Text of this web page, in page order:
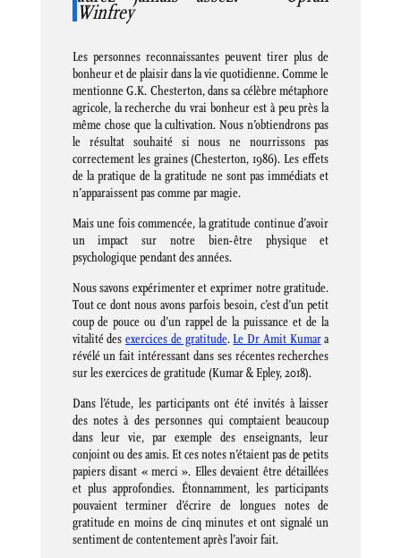
Winfrey
Les personnes reconnaissantes peuvent tirer plus de
bonheur et de plaisir dans la vie quotidienne. Comme le
mentionne G.K. Chesterton, dans sa célèbre métaphore
agricole, la recherche du vrai bonheur est à peu près la
même chose que la cultivation. Nous n’obtiendrons pas
le résultat souhaité si nous ne nourrissons pas
correctement les graines (Chesterton, 1986). Les effets
de la pratique de la gratitude ne sont pas immédiats et
n’apparaissent pas comme par magie.
Mais une fois commencée, la gratitude continue d’avoir
un impact sur notre bien-être physique et
psychologique pendant des années.
Nous savons expérimenter et exprimer notre gratitude.
Tout ce dont nous avons parfois besoin, c’est d’un petit
coup de pouce ou d’un rappel de la puissance et de la
vitalité desexercices de gratitude.Le Dr Amit Kumara
révélé un fait intéressant dans ses récentes recherches
sur les exercices de gratitude (Kumar & Epley, 2018).
Dans l’étude, les participants ont été invités à laisser
des notes à des personnes qui comptaient beaucoup
dans leur vie, par exemple des enseignants, leur
conjoint ou des amis. Et ces notes n’étaient pas de petits
papiers disant « merci ». Elles devaient être détaillées
et plus approfondies. Étonnamment, les participants
pouvaient terminer d’écrire de longues notes de
gratitude en moins de cinq minutes et ont signalé un
sentiment de contentement après l’avoir fait.